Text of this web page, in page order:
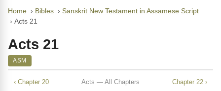
Home › Bibles › Sanskrit New Testament in Assamese Script
› Acts 21
Acts 21
ASM
‹ Chapter 20 Acts — All Chapters Chapter 22 ›